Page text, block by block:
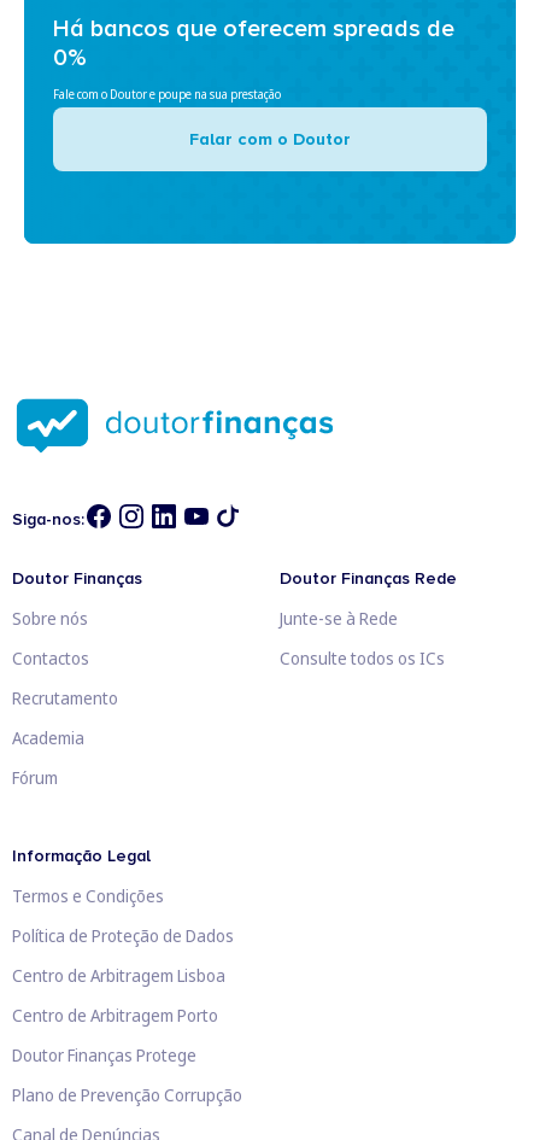
Há bancos que oferecem spreads de
0%
Fale com o Doutor e poupe na sua prestação
Falar com o Doutor
Siga-nos:
Doutor Finanças
Sobre nós
Contactos
Recrutamento
Academia
Fórum
Doutor Finanças Rede
Junte-se à Rede
Consulte todos os ICs
Informação Legal
Termos e Condições
Política de Proteção de Dados
Centro de Arbitragem Lisboa
Centro de Arbitragem Porto
Doutor Finanças Protege
Plano de Prevenção Corrupção
Canal de Denúncias